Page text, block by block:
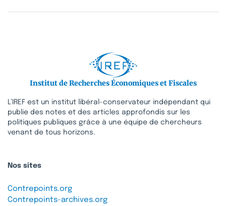
Institut de Recherches Économiques et Fiscales
L’IREF est un institut libéral-conservateur indépendant qui
publie des notes et des articles approfondis sur les
politiques publiques grâce à une équipe de chercheurs
venant de tous horizons.
Nos sites
Contrepoints.org
Contrepoints-archives.org